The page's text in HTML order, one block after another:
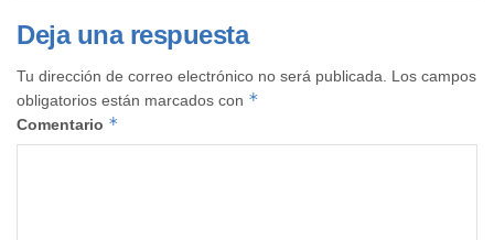
Deja una respuesta
Tu dirección de correo electrónico no será publicada.
Los campos
obligatorios están marcados con *
Comentario *